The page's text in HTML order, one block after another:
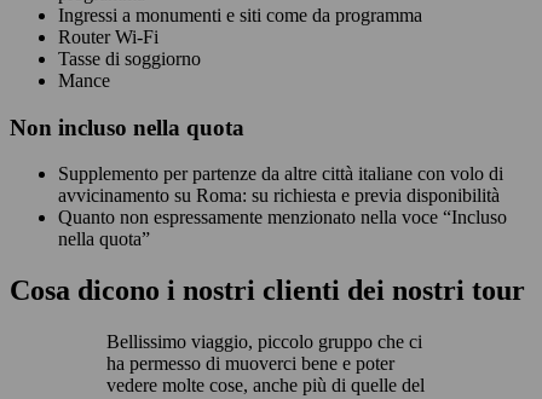
Ingressi a monumenti e siti come da programma
Router Wi-Fi
Tasse di soggiorno
Mance
Non incluso nella quota
Supplemento per partenze da altre città italiane con volo di
avvicinamento su Roma: su richiesta e previa disponibilità
Quanto non espressamente menzionato nella voce “Incluso
nella quota”
Cosa dicono i nostri clienti dei nostri tour
Bellissimo viaggio, piccolo gruppo che ci
ha permesso di muoverci bene e poter
vedere molte cose, anche più di quelle del